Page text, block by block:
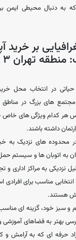
به دنبال محیطی ایمن
بر خرید
تهران ۳ یا دروس؟
در انتخاب محل خرید
‌های بزرگ در
دروس هر کدام ویژگی‌ های خاص
داشته باشند.
در محدوده‌ های نزدیک
به اتوبان ‌ها و سیستم
نزدیکی به مراکز اداری
مناسب برای افرادی
هستند.
و سبز خود، گزینه ‌ای
بهتر به فضاهای
حرفه‌ ای که به آرامش